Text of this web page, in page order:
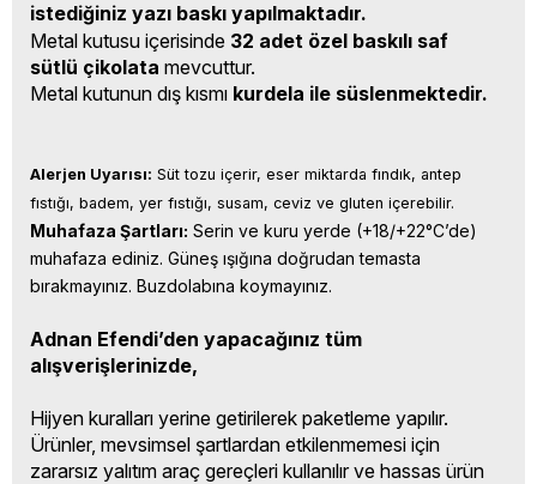
istediğiniz yazı baskı yapılmaktadır.
Metal kutusu içerisinde 32 adet özel baskılı saf
sütlü çikolata mevcuttur.
Metal kutunun dış kısmı kurdela ile süslenmektedir.
Alerjen Uyarısı: Süt tozu içerir, eser miktarda fındık, antep
fıstığı, badem, yer fıstığı, susam, ceviz ve gluten içerebilir.
Muhafaza Şartları: Serin ve kuru yerde (+18/+22°C’de)
muhafaza ediniz. Güneş ışığına doğrudan temasta
bırakmayınız. Buzdolabına koymayınız.
Adnan Efendi’den yapacağınız tüm
alışverişlerinizde,
Hijyen kuralları yerine getirilerek paketleme yapılır.
Ürünler, mevsimsel şartlardan etkilenmemesi için
zararsız yalıtım araç gereçleri kullanılır ve hassas ürün